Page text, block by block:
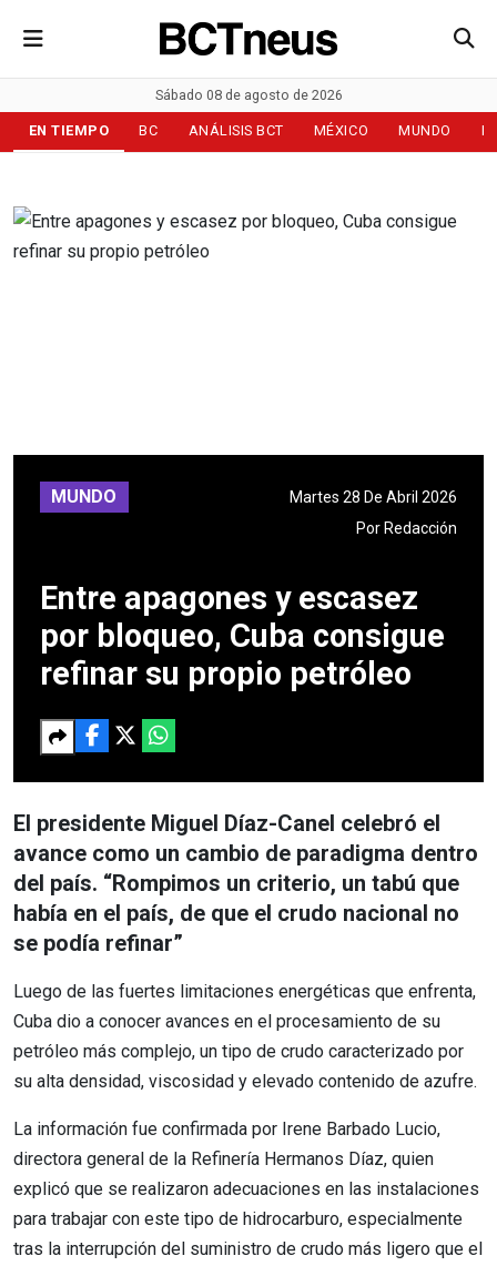
Sábado 08 de agosto de 2026
EN TIEMPO BC ANÁLISIS BCT MÉXICO MUNDO
MUNDO
Martes 28 De Abril 2026
Por Redacción
Entre apagones y escasez
por bloqueo, Cuba consigue
refinar su propio petróleo
El presidente Miguel Díaz-Canel celebró el
avance como un cambio de paradigma dentro
del país. “Rompimos un criterio, un tabú que
había en el país, de que el crudo nacional no
se podía refinar”
Luego de las fuertes limitaciones energéticas que enfrenta,
Cuba dio a conocer avances en el procesamiento de su
petróleo más complejo, un tipo de crudo caracterizado por
su alta densidad, viscosidad y elevado contenido de azufre.
La información fue confirmada por Irene Barbado Lucio,
directora general de la Refinería Hermanos Díaz, quien
explicó que se realizaron adecuaciones en las instalaciones
para trabajar con este tipo de hidrocarburo, especialmente
tras la interrupción del suministro de crudo más ligero que el